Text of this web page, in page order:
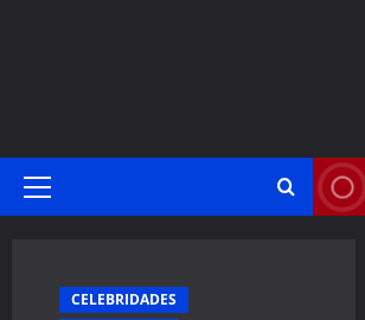
Primary
CELEBRIDADES